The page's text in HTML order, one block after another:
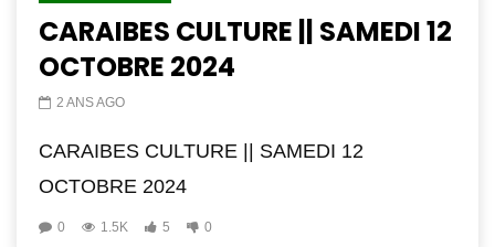
CARAIBES CULTURE || SAMEDI 12
OCTOBRE 2024
2 ANS AGO
CARAIBES CULTURE || SAMEDI 12
OCTOBRE 2024
0 1.5K 5 0